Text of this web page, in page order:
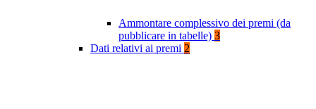
Ammontare complessivo dei premi (da
pubblicare in tabelle) 3
Dati relativi ai premi 2